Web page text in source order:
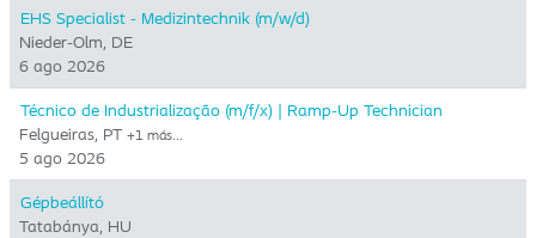
EHS Specialist - Medizintechnik (m/w/d)
Nieder-Olm, DE
6 ago 2026
Técnico de Industrialização (m/f/x) | Ramp-Up Technician
Felgueiras, PT +1 más…
5 ago 2026
Gépbeállító
Tatabánya, HU